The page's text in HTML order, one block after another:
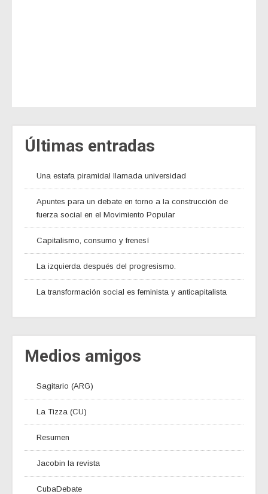
Últimas entradas
Una estafa piramidal llamada universidad
Apuntes para un debate en torno a la construcción de
fuerza social en el Movimiento Popular
Capitalismo, consumo y frenesí
La izquierda después del progresismo.
La transformación social es feminista y anticapitalista
Medios amigos
Sagitario (ARG)
La Tizza (CU)
Resumen
Jacobin la revista
CubaDebate